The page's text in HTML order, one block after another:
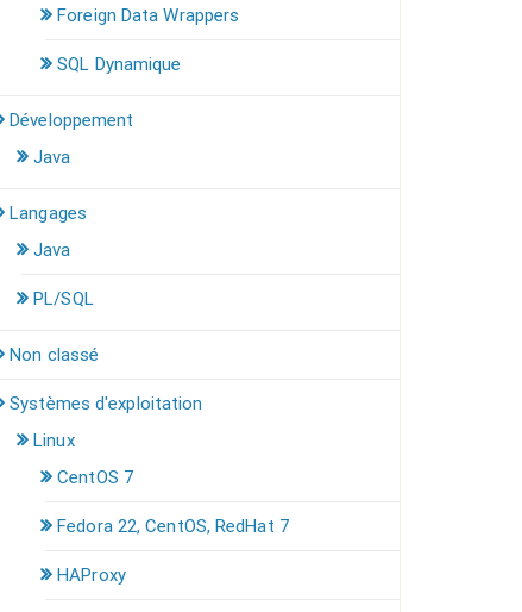
Foreign Data Wrappers
SQL Dynamique
Développement
Java
Langages
Java
PL/SQL
Non classé
Systèmes d'exploitation
Linux
CentOS 7
Fedora 22, CentOS, RedHat 7
HAProxy